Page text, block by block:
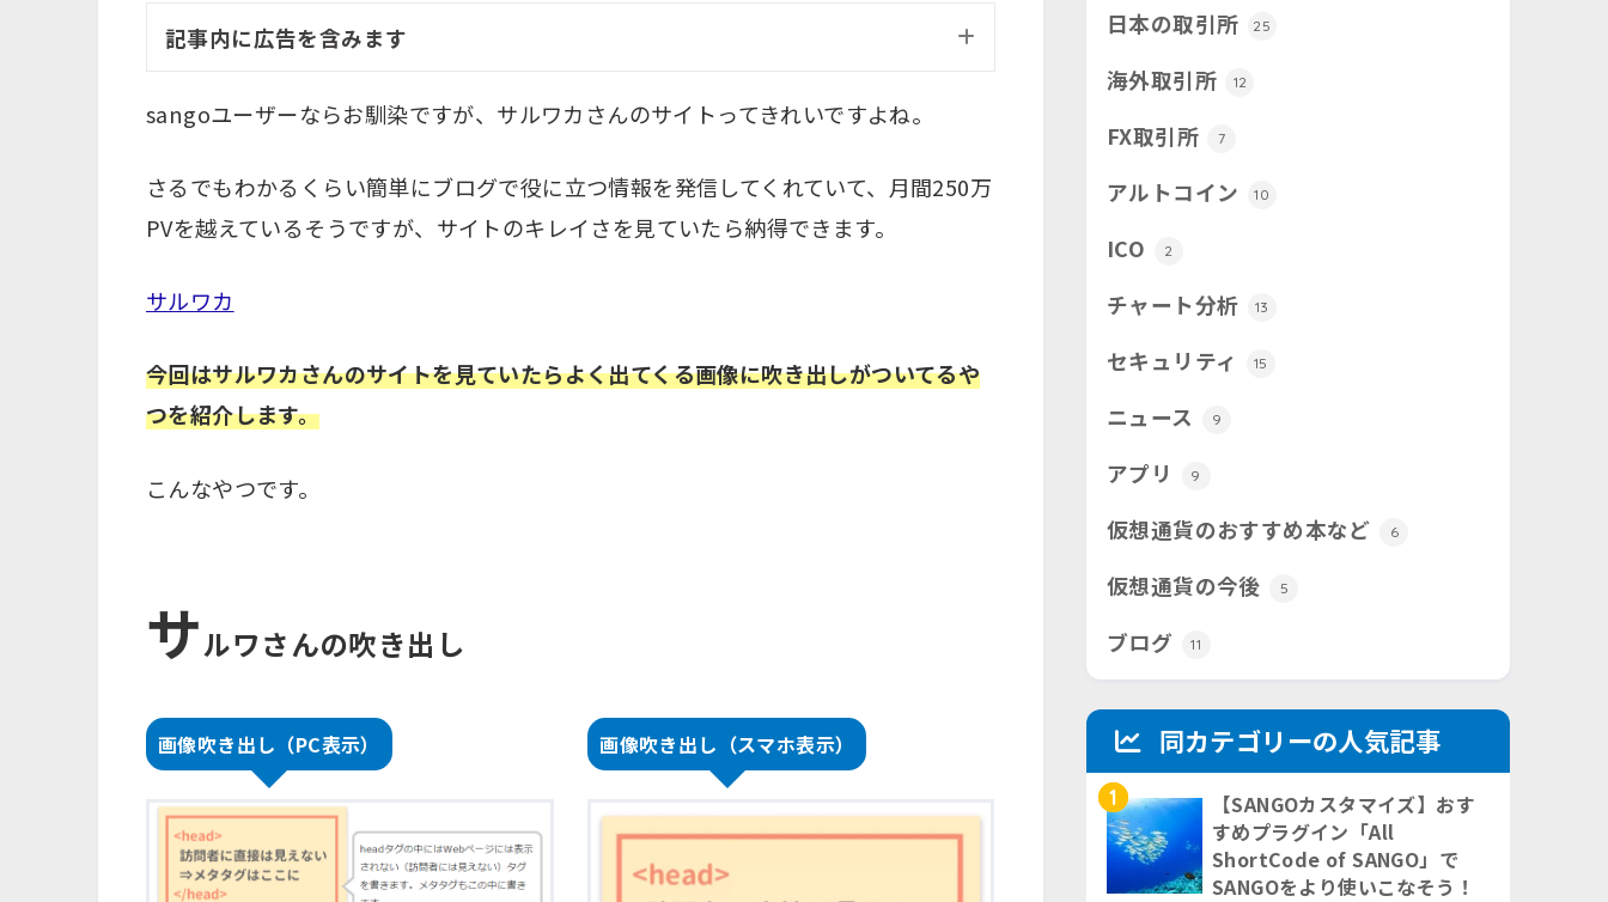
記事内に広告を含みます
sangoユーザーならお馴染ですが、サルワカさんのサイトってきれいですよね。
さるでもわかるくらい簡単にブログで役に立つ情報を発信してくれていて、月間250万
PVを越えているそうですが、サイトのキレイさを見ていたら納得できます。
サルワカ
今回はサルワカさんのサイトを見ていたらよく出てくる画像に吹き出しがついてるや
つを紹介します。
こんなやつです。
サルワさんの吹き出し
画像吹き出し（PC表示） 画像吹き出し（スマホ表示）
日本の取引所 25
海外取引所 12
FX取引所 7
アルトコイン 10
ICO 2
チャート分析 13
セキュリティ 15
ニュース 9
アプリ 9
仮想通貨のおすすめ本など 6
仮想通貨の今後 5
ブログ 11
同カテゴリーの人気記事
1
【SANGOカスタマイズ】おす
すめプラグイン「All
ShortCode of SANGO」で
SANGOをより使いこなそう！